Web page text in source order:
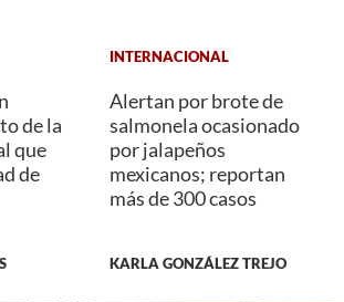
de la
que
de
INTERNACIONAL
Alertan por brote de
salmonela ocasionado
por jalapeños
mexicanos; reportan
más de 300 casos
KARLA GONZÁLEZ TREJO